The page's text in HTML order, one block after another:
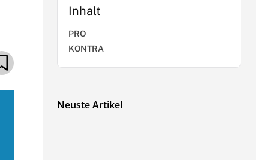
Inhalt
PRO
KONTRA
Neuste Artikel